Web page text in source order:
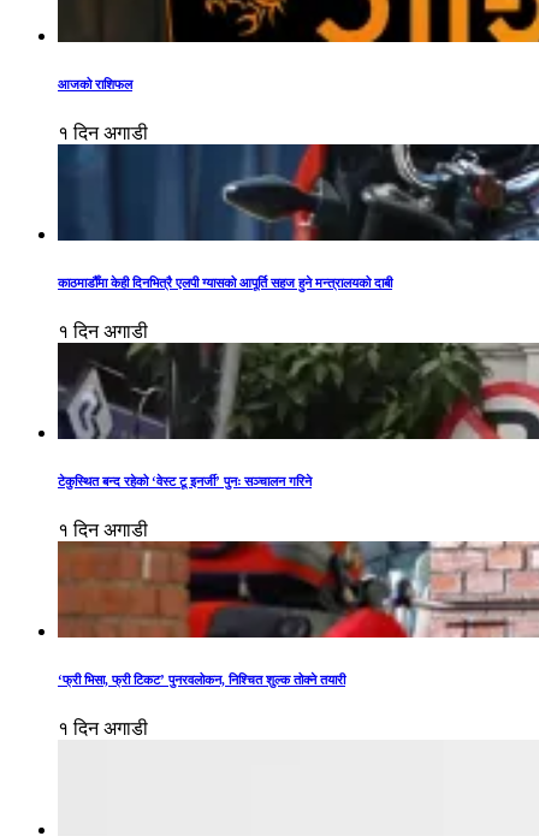
आजको राशिफल
१ दिन अगाडी
काठमाडौँमा केही दिनभित्रै एलपी ग्यासको आपूर्ति सहज हुने मन्त्रालयको दाबी
१ दिन अगाडी
टेकुस्थित बन्द रहेको ‘वेस्ट टू इनर्जी’ पुनः सञ्चालन गरिने
१ दिन अगाडी
‘फ्री भिसा, फ्री टिकट’ पुनरवलोकन, निश्चित शुल्क तोक्ने तयारी
१ दिन अगाडी